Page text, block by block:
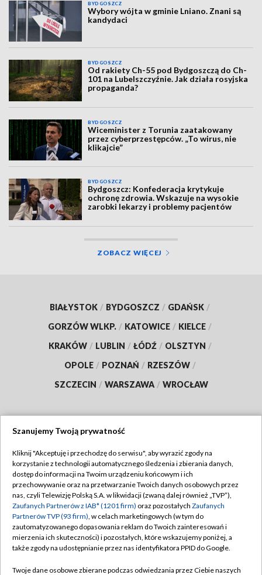
BYDGOSZCZ
Wybory wójta w gminie Lniano. Znani są
kandydaci
BYDGOSZCZ
Od rakiety Ch-55 pod Bydgoszczą do Ch-
101 na Lubelszczyźnie. Jak działa rosyjska
propaganda?
BYDGOSZCZ
Wiceminister z Torunia zaatakowany
przez cyberprzestępców. „To wirus, nie
klikajcie”
BYDGOSZCZ
Bydgoszcz: Konfederacja krytykuje
ochronę zdrowia. Wskazuje na wysokie
zarobki lekarzy i problemy pacjentów
ZOBACZ WIĘCEJ
BIAŁYSTOK / BYDGOSZCZ / GDAŃSK /
GORZÓW WLKP. / KATOWICE / KIELCE /
KRAKÓW / LUBLIN / ŁÓDŹ / OLSZTYN /
OPOLE / POZNAŃ / RZESZÓW /
SZCZECIN / WARSZAWA / WROCŁAW
TVP
Abonament TVP
Emisja w TVP
Centrum informacji TVP
Naziemna Telewizja Cyfrowa
Regulamin TVP
Polityka prywatności
Moje zgody
Pomoc
Szanujemy Twoją prywatność
Kliknij "Akceptuję i przechodzę do serwisu", aby wyrazić zgody na
korzystanie z technologii automatycznego śledzenia i zbierania danych,
dostęp do informacji na Twoim urządzeniu końcowym i ich
przechowywanie oraz na przetwarzanie Twoich danych osobowych przez
nas, czyli Telewizję Polską S.A. w likwidacji (zwaną dalej również „TVP”),
Zaufanych Partnerów z IAB* (1201 firm) oraz pozostałych Zaufanych
Partnerów TVP (93 firm), w celach marketingowych (w tym do
zautomatyzowanego dopasowania reklam do Twoich zainteresowań i
mierzenia ich skuteczności) i pozostałych, które wskazujemy poniżej, a
także zgody na udostępnianie przez nas identyfikatora PPID do Google.
Twoje dane osobowe zbierane podczas odwiedzania przez Ciebie naszych